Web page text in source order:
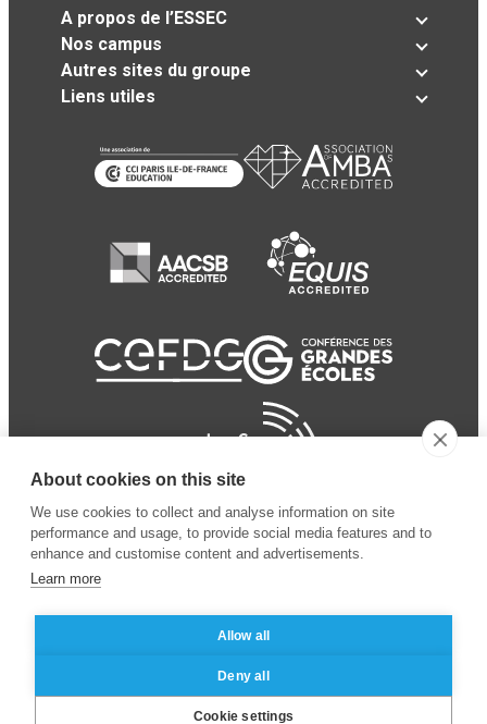
A propos de l’ESSEC
Nos campus
Autres sites du groupe
Liens utiles
Business School
Mentions légales
des données personnelles
About cookies on this site
We use cookies to collect and analyse information on site
performance and usage, to provide social media features and to
enhance and customise content and advertisements.
Learn more
Allow all
Deny all
Cookie settings